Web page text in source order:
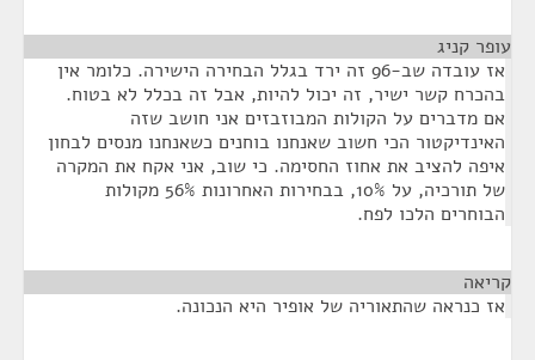
עופר קניג
אז עובדה שב-96 זה ירד בגלל הבחירה הישירה. כלומר אין
בהכרח קשר ישיר, זה יכול להיות, אבל זה בכלל לא בטוח.
אם מדברים על הקולות המבוזבזים אני חושב שזה
האינדיקטור הכי חשוב שאנחנו בוחנים כשאנחנו מנסים לבחון
איפה להציב את אחוז החסימה. כי שוב, אני אקח את המקרה
של תורכיה, על 10%, בבחירות האחרונות 56% מקולות
הבוחרים הלכו לפח.
קריאה
אז כנראה שהתאוריה של אופיר היא הנכונה.